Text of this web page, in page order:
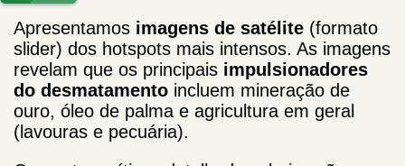
Apresentamos imagens de satélite (formato
slider) dos hotspots mais intensos. As imagens
revelam que os principais impulsionadores
do desmatamento incluem mineração de
ouro, óleo de palma e agricultura em geral
(lavouras e pecuária).